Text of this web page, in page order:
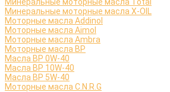
Минеральные моторные масла X-OIL
Моторные масла Addinol
Моторные масла Aimol
Моторные масла Ambra
Моторные масла BP
Масла BP 0W-40
Масла BP 10W-40
Масла BP 5W-40
Моторные масла C.N.R.G